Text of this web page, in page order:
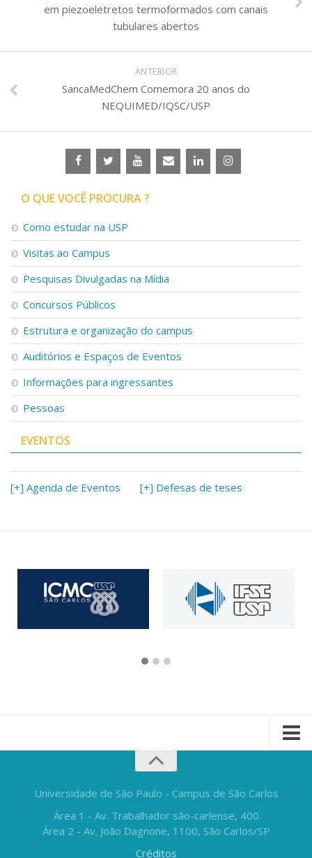
em piezoeletretos termoformados com canais
tubulares abertos
ANTERIOR
SancaMedChem Comemora 20 anos do
NEQUIMED/IQSC/USP
O QUE VOCÊ PROCURA ?
Como estudar na USP
Visitas ao Campus
Pesquisas Divulgadas na Mídia
Concursos Públicos
Estrutura e organização do campus
Auditórios e Espaços de Eventos
Informações para ingressantes
Pessoas
EVENTOS
[+] Agenda de Eventos [+] Defesas de teses
Universidade de São Paulo - Campus de São Carlos
Área 1 - Av. Trabalhador são-carlense, 400
Área 2 - Av. João Dagnone, 1100, São Carlos/SP
Créditos